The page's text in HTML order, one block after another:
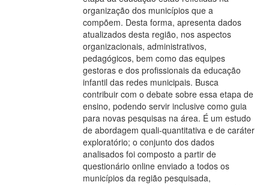
organização dos municípios que a
compõem. Desta forma, apresenta dados
atualizados desta região, nos aspectos
organizacionais, administrativos,
pedagógicos, bem como das equipes
gestoras e dos profissionais da educação
infantil das redes municipais. Busca
contribuir com o debate sobre essa etapa de
ensino, podendo servir inclusive como guia
para novas pesquisas na área. É um estudo
de abordagem quali-quantitativa e de caráter
exploratório; o conjunto dos dados
analisados foi composto a partir de
questionário online enviado a todos os
municípios da região pesquisada,